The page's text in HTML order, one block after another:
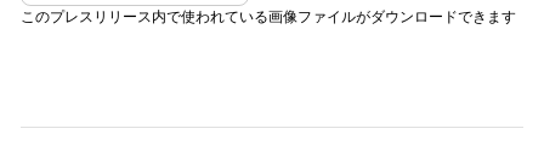
このプレスリリース内で使われている画像ファイルがダウンロードできます